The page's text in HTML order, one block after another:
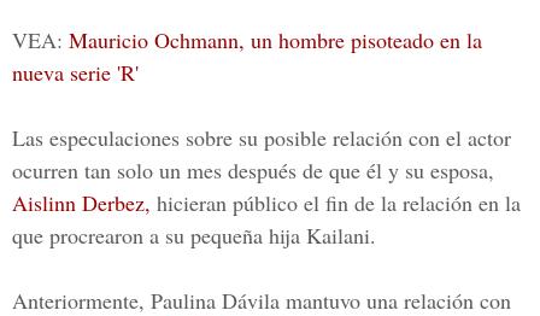
VEA: Mauricio Ochmann, un hombre pisoteado en la
nueva serie 'R'
Las especulaciones sobre su posible relación con el actor
ocurren tan solo un mes después de que él y su esposa,
Aislinn Derbez, hicieran público el fin de la relación en la
que procrearon a su pequeña hija Kailani.
Anteriormente, Paulina Dávila mantuvo una relación con